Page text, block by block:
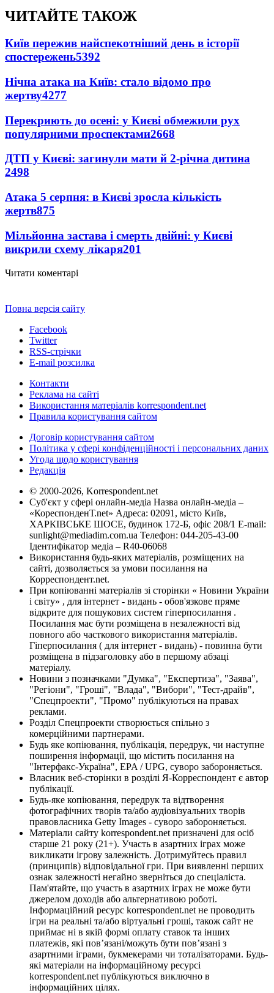
ЧИТАЙТЕ ТАКОЖ
Київ пережив найспекотніший день в історії
спостережень5392
Нічна атака на Київ: стало відомо про
жертву4277
Перекриють до осені: у Києві обмежили рух
популярними проспектами2668
ДТП у Києві: загинули мати й 2-річна дитина
2498
Атака 5 серпня: в Києві зросла кількість
жертв875
Мільйонна застава і смерть двійні: у Києві
викрили схему лікаря201
Читати коментарі
Повна версія сайту
Facebook
Twitter
RSS-стрічки
E-mail розсилка
Контакти
Реклама на сайті
Використання матеріалів korrespondent.net
Правила користування сайтом
Договір користування сайтом
Політика у сфері конфіденційності і персональних даних
Угода щодо користування
Редакція
© 2000-2026, Korrespondent.net
Суб'єкт у сфері онлайн-медіа Назва онлайн-медіа –
«КореспонденТ.net» Адреса: 02091, місто Київ,
ХАРКІВСЬКЕ ШОСЕ, будинок 172-Б, офіс 208/1 E-mail:
sunlight@mediadim.com.ua Телефон: 044-205-43-00
Ідентифікатор медіа – R40-06068
Використання будь-яких матеріалів, розміщених на
сайті, дозволяється за умови посилання на
Корреспондент.net.
При копіюванні матеріалів зі сторінки « Новини України
і світу» , для інтернет - видань - обов'язкове пряме
відкрите для пошукових систем гіперпосилання .
Посилання має бути розміщена в незалежності від
повного або часткового використання матеріалів.
Гіперпосилання ( для інтернет - видань) - повинна бути
розміщена в підзаголовку або в першому абзаці
матеріалу.
Новини з позначками "Думка", "Експертиза", "Заява",
"Регіони", "Гроші", "Влада", "Вибори", "Тест-драйв",
"Спецпроекти", "Промо" публікуються на правах
реклами.
Розділ Спецпроекти створюється спільно з
комерційними партнерами.
Будь яке копіювання, публікація, передрук, чи наступне
поширення інформації, що містить посилання на
"Інтерфакс-Україна", EPA / UPG, суворо забороняється.
Власник веб-сторінки в розділі Я-Корреспондент є автор
публікації.
Будь-яке копіювання, передрук та відтворення
фотографічних творів та/або аудіовізуальних творів
правовласника Getty Images - суворо забороняється.
Матеріали сайту korrespondent.net призначені для осіб
старше 21 року (21+). Участь в азартних іграх може
викликати ігрову залежність. Дотримуйтесь правил
(принципів) відповідальної гри. При виявленні перших
ознак залежності негайно зверніться до спеціаліста.
Пам'ятайте, що участь в азартних іграх не може бути
джерелом доходів або альтернативою роботі.
Інформаційний ресурс korrespondent.net не проводить
ігри на реальні та/або віртуальні гроші, також сайт не
приймає ні в якій формі оплату ставок та інших
платежів, які пов’язані/можуть бути пов’язані з
азартними іграми, букмекерами чи тоталізаторами. Будь-
які матеріали на інформаційному ресурсі
korrespondent.net публікуються виключно в
інформаційних цілях.